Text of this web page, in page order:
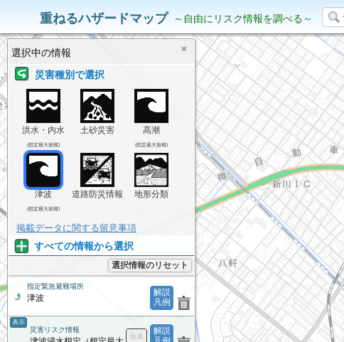
重ねるハザードマップ ～自由にリスク情報を調べる～
災害リスク情報
選択中の情報 ×
災害種別で選択
洪水・内水
(想定最大規模)
土砂災害 高潮
(想定最大規模)
津波
(想定最大規模)
道路防災情報 地形分類
掲載データに関する留意事項
すべての情報から選択
選択情報のリセット
解説
凡例
指定緊急避難場所
津波
解説
表示
災害リスク情報